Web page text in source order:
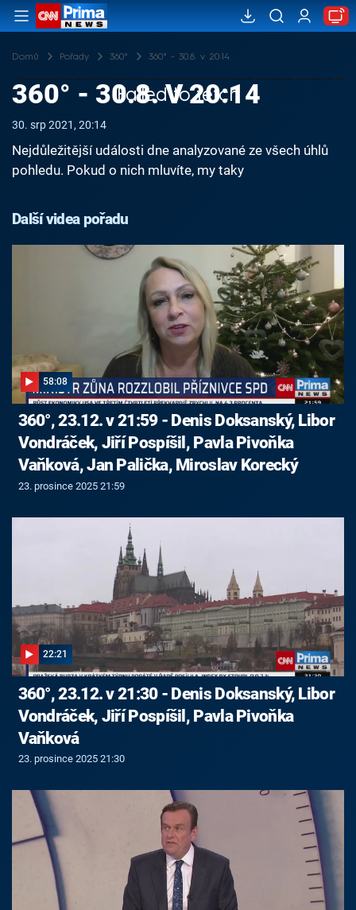
Domů Pořady 360° 360° - 30.8. v 20:14
Failed to fetch
360° - 30.8. V 20:14
30. srp 2021, 20:14
Nejdůležitější události dne analyzované ze všech úhlů
pohledu. Pokud o nich mluvíte, my taky
Další videa pořadu
58:08
360°, 23.12. v 21:59 - Denis Doksanský, Libor
Vondráček, Jiří Pospíšil, Pavla Pivoňka
Vaňková, Jan Palička, Miroslav Korecký
23. prosince 2025 21:59
22:21
360°, 23.12. v 21:30 - Denis Doksanský, Libor
Vondráček, Jiří Pospíšil, Pavla Pivoňka
Vaňková
23. prosince 2025 21:30